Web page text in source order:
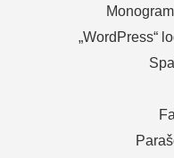
„WordPress“